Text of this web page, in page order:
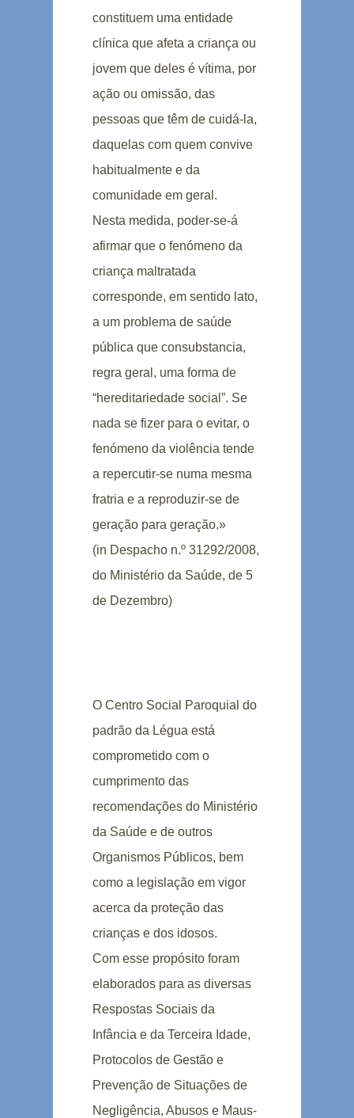
constituem uma entidade
clínica que afeta a criança ou
jovem que deles é vítima, por
ação ou omissão, das
pessoas que têm de cuidá-la,
daquelas com quem convive
habitualmente e da
comunidade em geral.
Nesta medida, poder-se-á
afirmar que o fenómeno da
criança maltratada
corresponde, em sentido lato,
a um problema de saúde
pública que consubstancia,
regra geral, uma forma de
“hereditariedade social”. Se
nada se fizer para o evitar, o
fenómeno da violência tende
a repercutir-se numa mesma
fratria e a reproduzir-se de
geração para geração.»
(in Despacho n.º 31292/2008,
do Ministério da Saúde, de 5
de Dezembro)
O Centro Social Paroquial do
padrão da Légua está
comprometido com o
cumprimento das
recomendações do Ministério
da Saúde e de outros
Organismos Públicos, bem
como a legislação em vigor
acerca da proteção das
crianças e dos idosos.
Com esse propósito foram
elaborados para as diversas
Respostas Sociais da
Infância e da Terceira Idade,
Protocolos de Gestão e
Prevenção de Situações de
Negligência, Abusos e Maus-